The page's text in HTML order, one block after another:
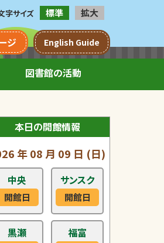
字サイズ 標準 拡大
ジ English Guide
図書館の活動
本日の開館情報
年08 月 09 日 (日)
中央
開館日
サンスク
開館日
黒瀬 福富